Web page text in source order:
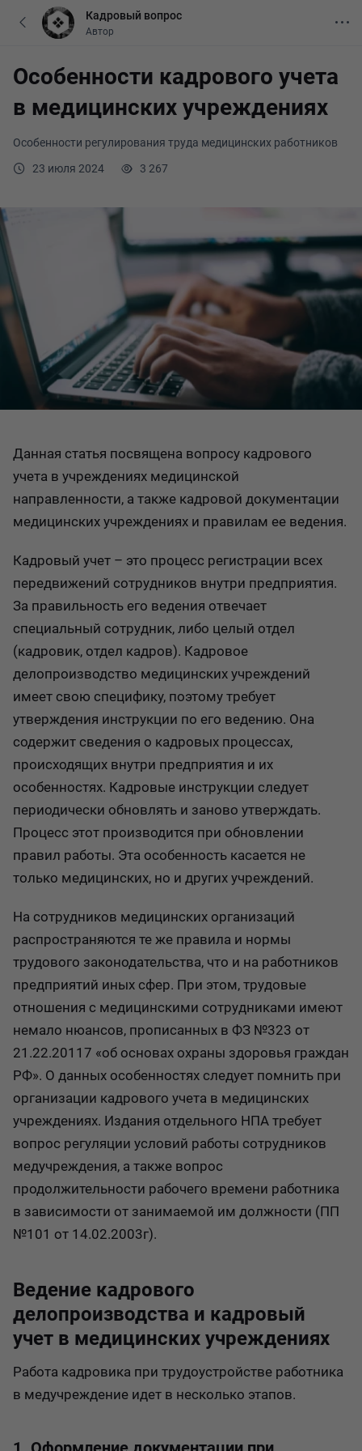
Особенности регулирования труда медицинских работников
23 июля 2024
3 267
Особенности кадрового учета
в медицинских учреждениях
Данная статья посвящена вопросу кадрового
учета в учреждениях медицинской
направленности, а также кадровой документации
медицинских учреждениях и правилам ее ведения.
Кадровый учет – это процесс регистрации всех
передвижений сотрудников внутри предприятия.
За правильность его ведения отвечает
специальный сотрудник, либо целый отдел
(кадровик, отдел кадров). Кадровое
делопроизводство медицинских учреждений
имеет свою специфику, поэтому требует
утверждения инструкции по его ведению. Она
содержит сведения о кадровых процессах,
происходящих внутри предприятия и их
особенностях. Кадровые инструкции следует
периодически обновлять и заново утверждать.
Процесс этот производится при обновлении
правил работы. Эта особенность касается не
только медицинских, но и других учреждений.
На сотрудников медицинских организаций
распространяются те же правила и нормы
трудового законодательства, что и на работников
предприятий иных сфер. При этом, трудовые
отношения с медицинскими сотрудниками имеют
немало нюансов, прописанных в ФЗ №323 от
21.22.20117 «об основах охраны здоровья граждан
РФ». О данных особенностях следует помнить при
организации кадрового учета в медицинских
учреждениях. Издания отдельного НПА требует
вопрос регуляции условий работы сотрудников
медучреждения, а также вопрос
продолжительности рабочего времени работника
в зависимости от занимаемой им должности (ПП
№101 от 14.02.2003г).
Ведение кадрового
делопроизводства и кадровый
учет в медицинских учреждениях
Работа кадровика при трудоустройстве работника
в медучреждение идет в несколько этапов.
Кадровый вопрос
Автор